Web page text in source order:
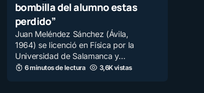
bombilla del alumno estas
perdido”
Juan Meléndez Sánchez (Ávila,
1964) se licenció en Física por la
Universidad de Salamanca y…
6 minutos de lectura 3,6K vistas